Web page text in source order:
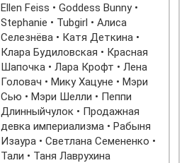
Ellen Feiss • Goddess Bunny •
Stephanie • Tubgirl • Алиса
Селезнёва • Катя Деткина •
Клара Будиловская • Красная
Шапочка • Лара Крофт • Лена
Головач • Мику Хацуне • Мэри
Сью • Мэри Шелли • Пеппи
Длинныйчулок • Продажная
девка империализма • Рабыня
Изаура • Светлана Семененко •
Тали • Таня Лаврухина